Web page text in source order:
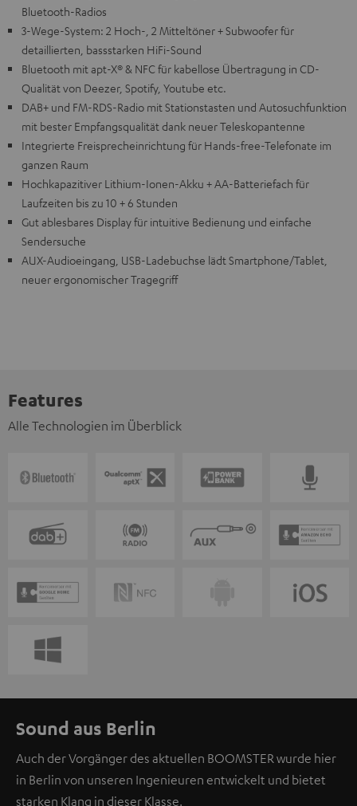
Bluetooth-Radios
3-Wege-System: 2 Hoch-, 2 Mitteltöner + Subwoofer für
detaillierten, bassstarken HiFi-Sound
Bluetooth mit apt-X® & NFC für kabellose Übertragung in CD-
Qualität von Deezer, Spotify, Youtube etc.
DAB+ und FM-RDS-Radio mit Stationstasten und Autosuchfunktion
mit bester Empfangsqualität dank neuer Teleskopantenne
Integrierte Freisprecheinrichtung für Hands-free-Telefonate im
ganzen Raum
Hochkapazitiver Lithium-Ionen-Akku + AA-Batteriefach für
Laufzeiten bis zu 10 + 6 Stunden
Gut ablesbares Display für intuitive Bedienung und einfache
Sendersuche
AUX-Audioeingang, USB-Ladebuchse lädt Smartphone/Tablet,
neuer ergonomischer Tragegriff
Features
Alle Technologien im Überblick
Sound aus Berlin
Auch der Vorgänger des aktuellen BOOMSTER wurde hier
in Berlin von unseren Ingenieuren entwickelt und bietet
starken Klang in dieser Klasse.